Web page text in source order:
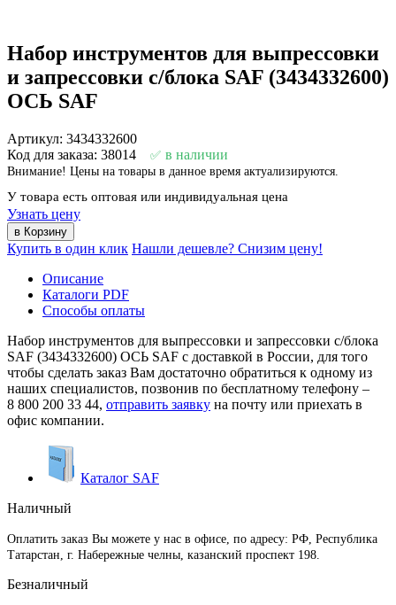
Набор инструментов для выпрессовки
и запрессовки с/блока SAF (3434332600)
ОСЬ SAF
Артикул: 3434332600
Код для заказа: 38014
в наличии
Внимание! Цены на товары в данное время актуализируются.
У товара есть оптовая или индивидуальная цена
Узнать цену
Купить в один клик Нашли дешевле? Снизим цену!
Описание
Каталоги PDF
Способы оплаты
Набор инструментов для выпрессовки и запрессовки с/блока
SAF (3434332600) ОСЬ SAF с доставкой в России, для того
чтобы сделать заказ Вам достаточно обратиться к одному из
наших специалистов, позвонив по бесплатному телефону –
8 800 200 33 44, отправить заявку на почту или приехать в
офис компании.
Каталог SAF
Наличный
Оплатить заказ Вы можете у нас в офисе, по адресу: РФ, Республика
Татарстан, г. Набережные челны, казанский проспект 198.
Безналичный